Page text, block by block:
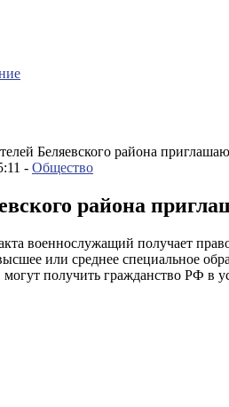
Беляевского района
- Общество
района
военнослужащий получает
или среднее специальное
получить гражданство РФ в